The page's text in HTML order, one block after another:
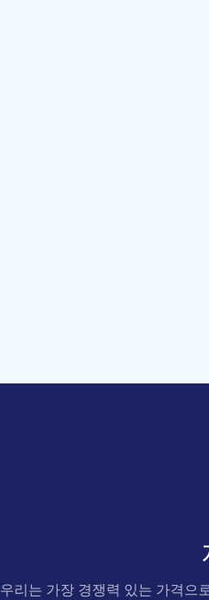
우리는 가장 경쟁력 있는 가격으